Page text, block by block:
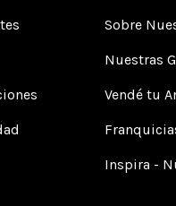
Sobre
Nuestras
Vendé tu
Inspira -